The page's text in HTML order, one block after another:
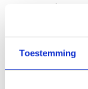
Toestemming
samenwerking
gemeente
Sport
de Kempen!
Onder het motto